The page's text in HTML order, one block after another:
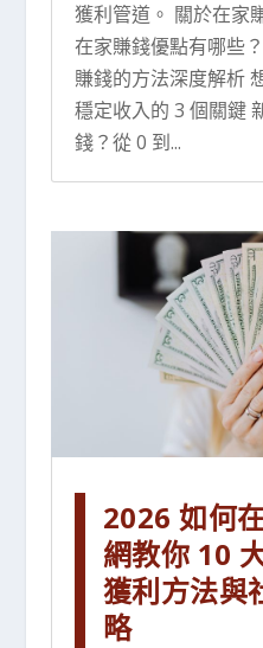
獲利管道。 關於在家
在家賺錢優點有哪些
賺錢的方法深度解析
穩定收入的 3 個關鍵
錢？從 0 到...
2026 如何
網教你 10
獲利方法與
略